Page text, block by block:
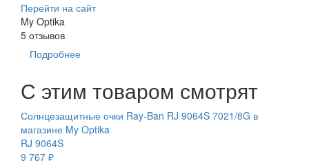
Перейти на сайт
My Optika
5 отзывов
Подробнее
С этим товаром смотрят
Солнцезащитные очки Ray-Ban RJ 9064S 7021/8G в
магазине My Optika
RJ 9064S
9 767 ₽